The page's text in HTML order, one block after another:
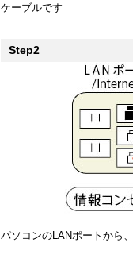
ケーブルです
Step2
パソコンのLANポートから